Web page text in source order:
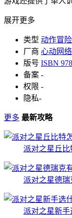
展开更多
类型 动作冒险
厂商 心动网络
版号 ISBN
备案 -
权限 -
隐私-
更多 最新攻略
派对之星丘
派对之星德
派对之星新